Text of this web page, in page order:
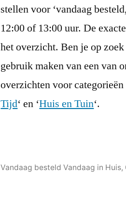
stellen voor ‘vandaag
12:00 of 13:00 uur. De
het overzicht. Ben je op
gebruik maken van een van
overzichten voor categorieën
Tijd‘ en ‘Huis en Tuin‘.
Vandaag besteld Vandaag in Huis,